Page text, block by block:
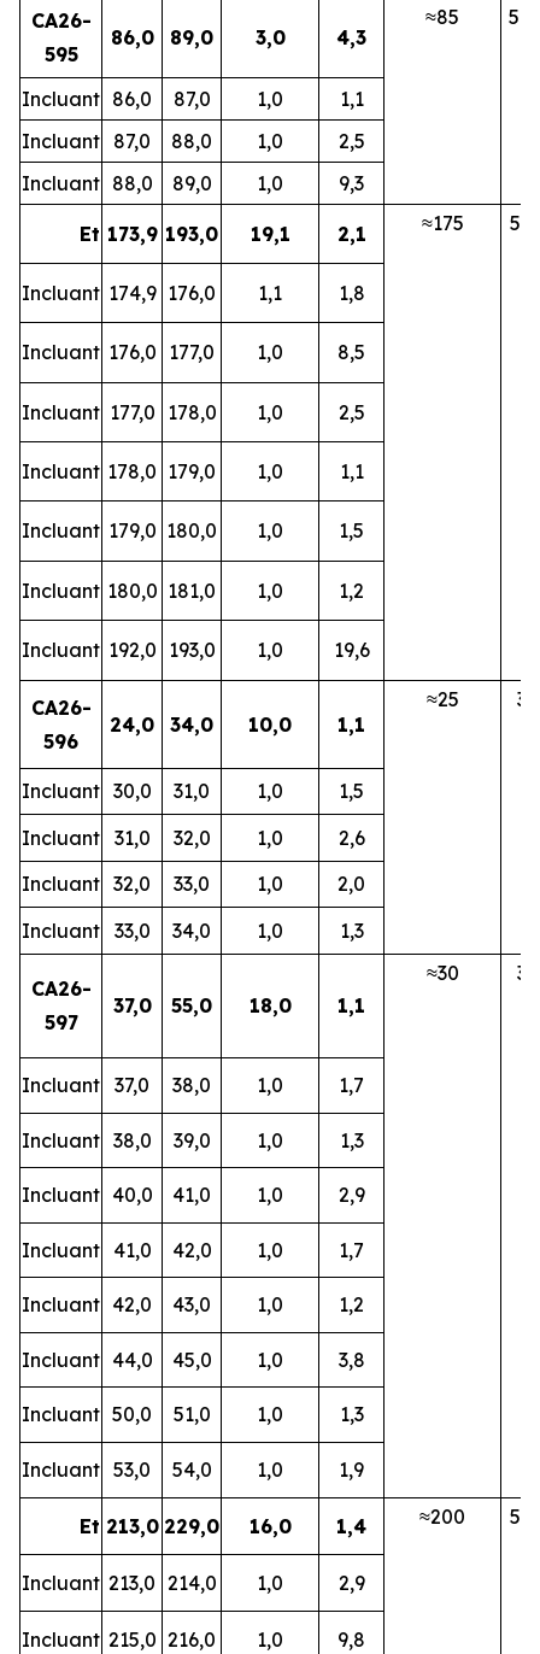
CA26-
595
86,0 89,0 3,0 4,3
≈85
Incluant 86,0 87,0 1,0
1,1
Incluant 87,0 88,0 1,0
2,5
Incluant 88,0 89,0 1,0 9,3
Et 173,9 193,0 19,1 2,1 ≈175
Incluant 174,9 176,0 1,1 1,8
Incluant 176,0 177,0 1,0 8,5
Incluant 177,0 178,0 1,0 2,5
Incluant 178,0 179,0 1,0 1,1
Incluant 179,0 180,0 1,0 1,5
Incluant 180,0 181,0 1,0 1,2
Incluant 192,0 193,0 1,0 19,6
CA26-
596
24,0 34,0 10,0 1,1
≈25 3E
Incluant 30,0 31,0 1,0
1,5
Incluant 31,0 32,0 1,0
2,6
Incluant 32,0 33,0 1,0
2,0
Incluant 33,0 34,0 1,0 1,3
CA26-
597
37,0 55,0 18,0 1,1
≈30 3E
Incluant 37,0 38,0 1,0 1,7
Incluant 38,0 39,0 1,0 1,3
Incluant 40,0 41,0 1,0 2,9
Incluant 41,0 42,0 1,0 1,7
Incluant 42,0 43,0 1,0 1,2
Incluant 44,0 45,0 1,0 3,8
Incluant 50,0 51,0 1,0 1,3
Incluant 53,0 54,0 1,0 1,9
Et 213,0 229,0 16,0 1,4 ≈200
Incluant 213,0 214,0 1,0 2,9
Incluant 215,0 216,0 1,0 9,8